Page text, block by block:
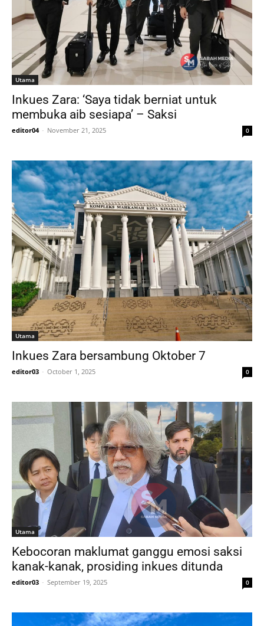
Utama
Inkues Zara: ‘Saya tidak berniat untuk
membuka aib sesiapa’ – Saksi
editor04 - November 21, 2025 0
Utama
Inkues Zara bersambung Oktober 7
editor03 - October 1, 2025 0
Utama
Kebocoran maklumat ganggu emosi saksi
kanak-kanak, prosiding inkues ditunda
editor03 - September 19, 2025 0